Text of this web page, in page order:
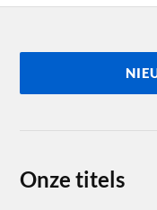
Onze titels